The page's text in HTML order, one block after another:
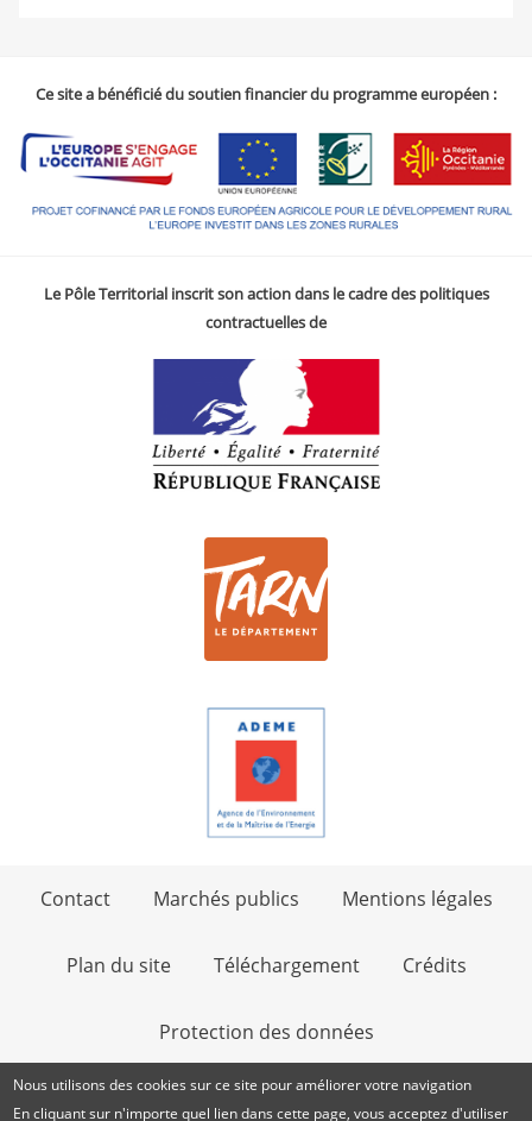
Ce site a bénéficié du soutien financier du programme européen :
Le Pôle Territorial inscrit son action dans le cadre des politiques
contractuelles de
Contact Marchés publics Mentions légales
Plan du site Téléchargement Crédits
Protection des données
Nous utilisons des cookies sur ce site pour améliorer votre navigation
En cliquant sur n'importe quel lien dans cette page, vous acceptez d'utiliser